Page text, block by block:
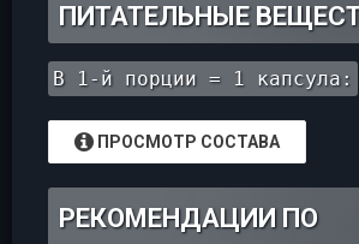
ПИТАТЕЛЬНЫЕ
В 1-й порции = 1 капсула:
ПРОСМОТР СОСТАВА
РЕКОМЕНДАЦИИ ПО